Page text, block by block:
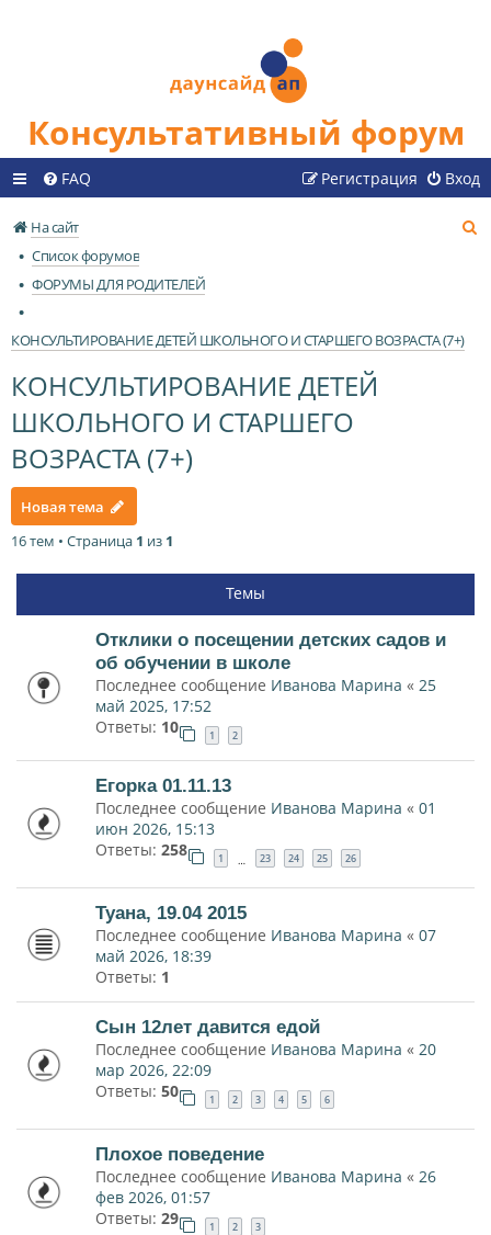
Консультативный форум
FAQ Вход
Регистрация
На сайт
Список форумов
ФОРУМЫ ДЛЯ РОДИТЕЛЕЙ
КОНСУЛЬТИРОВАНИЕ ДЕТЕЙ ШКОЛЬНОГО И СТАРШЕГО ВОЗРАСТА (7+)
КОНСУЛЬТИРОВАНИЕ ДЕТЕЙ
ШКОЛЬНОГО И СТАРШЕГО
ВОЗРАСТА (7+)
Новая тема
16 тем • Страница 1 из 1
Темы
Отклики о посещении детских садов и
об обучении в школе
Последнее сообщение Иванова Марина « 25
май 2025, 17:52
Ответы: 10 1 2
Егорка 01.11.13
Последнее сообщение Иванова Марина « 01
июн 2026, 15:13
Ответы: 258 1 … 23 24 25 26
Туана, 19.04 2015
Последнее сообщение Иванова Марина « 07
май 2026, 18:39
Ответы: 1
Сын 12лет давится едой
Последнее сообщение Иванова Марина « 20
мар 2026, 22:09
Ответы: 50 1 2 3 4 5 6
Плохое поведение
Последнее сообщение Иванова Марина « 26
фев 2026, 01:57
Ответы: 29 1 2 3